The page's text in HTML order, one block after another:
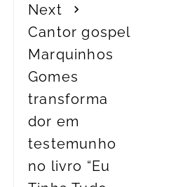
Next
Cantor gospel
Marquinhos
Gomes
transforma
dor em
testemunho
no livro “Eu